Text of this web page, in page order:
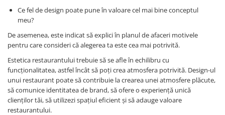
Ce fel de design poate pune în valoare cel mai bine conceptul
meu?
De asemenea, este indicat să explici în planul de afaceri motivele
pentru care consideri că alegerea ta este cea mai potrivită.
Estetica restaurantului trebuie să se afle în echilibru cu
funcționalitatea, astfel încât să poți crea atmosfera potrivită. Design-ul
unui restaurant poate să contribuie la crearea unei atmosfere plăcute,
să comunice identitatea de brand, să ofere o experiență unică
clienților tăi, să utilizezi spațiul eficient și să adauge valoare
restaurantului.